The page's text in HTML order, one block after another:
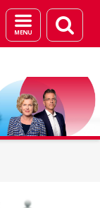
Menu
en